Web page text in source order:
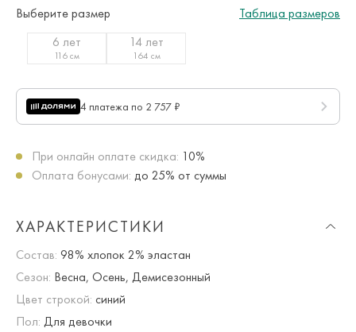
Выберите размер
Таблица размеров
6 лет
116 см
14 лет
164 см
4 платежа по 2 757 ₽
При онлайн оплате скидка: 10%
Оплата бонусами: до 25% от суммы
ХАРАКТЕРИСТИКИ
Состав: 98% хлопок 2% эластан
Сезон: Весна, Осень, Демисезонный
Цвет строкой: синий
Пол: Для девочки